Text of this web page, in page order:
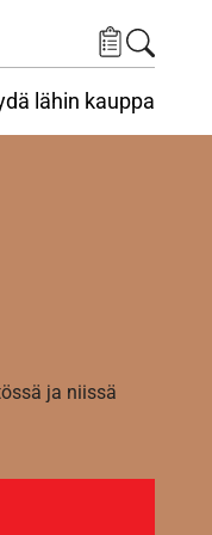
lähin kauppa
ja niissä